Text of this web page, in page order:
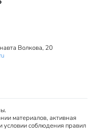
Волкова, 20
материалов, активная
условии соблюдения правил